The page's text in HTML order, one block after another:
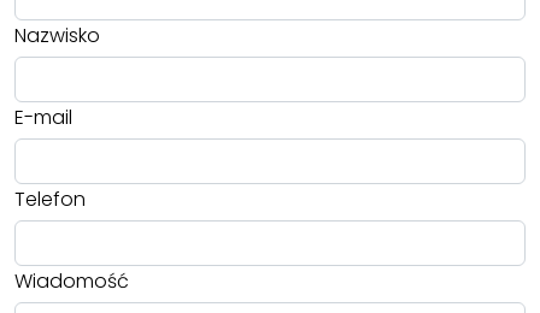
Nazwisko
E-mail
Telefon
Wiadomość